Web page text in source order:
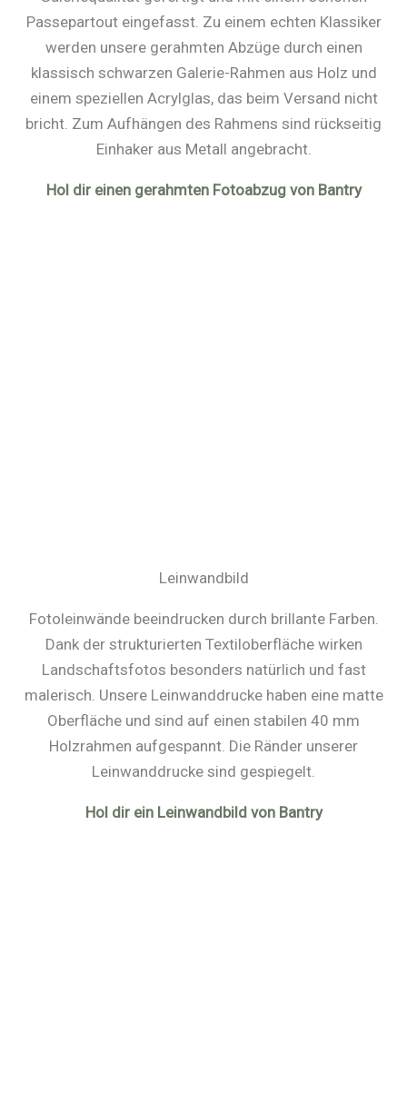
Passepartout eingefasst. Zu einem echten Klassiker
werden unsere gerahmten Abzüge durch einen
klassisch schwarzen Galerie-Rahmen aus Holz und
einem speziellen Acrylglas, das beim Versand nicht
bricht. Zum Aufhängen des Rahmens sind rückseitig
Einhaker aus Metall angebracht.
Hol dir einen gerahmten Fotoabzug von Bantry
Leinwandbild
Fotoleinwände beeindrucken durch brillante Farben.
Dank der strukturierten Textiloberfläche wirken
Landschaftsfotos besonders natürlich und fast
malerisch. Unsere Leinwanddrucke haben eine matte
Oberfläche und sind auf einen stabilen 40 mm
Holzrahmen aufgespannt. Die Ränder unserer
Leinwanddrucke sind gespiegelt.
Hol dir ein Leinwandbild von Bantry